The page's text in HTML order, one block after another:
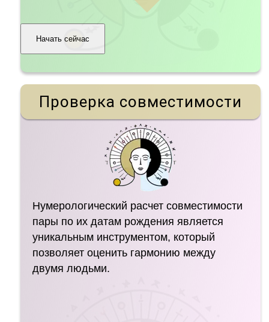
Начать сейчас
Проверка совместимости
Нумерологический расчет совместимости
пары по их датам рождения является
уникальным инструментом, который
позволяет оценить гармонию между
двумя людьми.